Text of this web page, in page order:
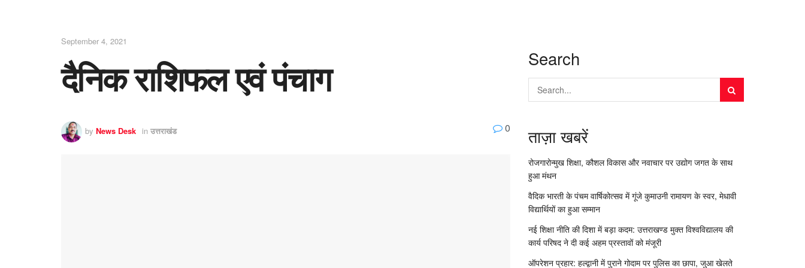
September 4, 2021
दैनिक राशिफल एवं पंचाग
by News Desk in उत्तराखंड 0
Search
ताज़ा खबरें
रोजगारोन्मुख शिक्षा, कौशल विकास और नवाचार पर उद्योग जगत के साथ
हुआ मंथन
वैदिक भारती के पंचम वार्षिकोत्सव में गूंजे कुमाउनी रामायण के स्वर, मेधावी
विद्यार्थियों का हुआ सम्मान
नई शिक्षा नीति की दिशा में बड़ा कदम: उत्तराखण्ड मुक्त विश्वविद्यालय की
कार्य परिषद ने दी कई अहम प्रस्तावों को मंजूरी
ऑपरेशन प्रहार: हल्द्वानी में पुराने गोदाम पर पुलिस का छापा, जुआ खेलते